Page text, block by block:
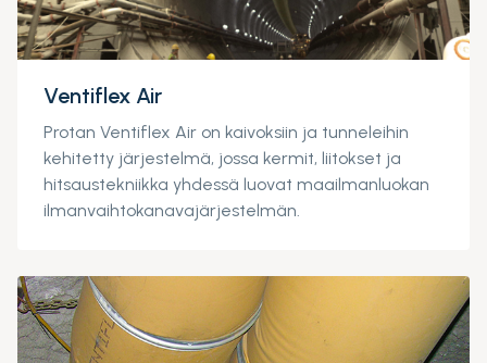
Ventiflex Air
Protan Ventiflex Air on kaivoksiin ja tunneleihin
kehitetty järjestelmä, jossa kermit, liitokset ja
hitsaustekniikka yhdessä luovat maailmanluokan
ilmanvaihtokanavajärjestelmän.